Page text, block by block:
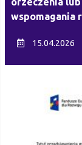
wspomagania
15.04.2026